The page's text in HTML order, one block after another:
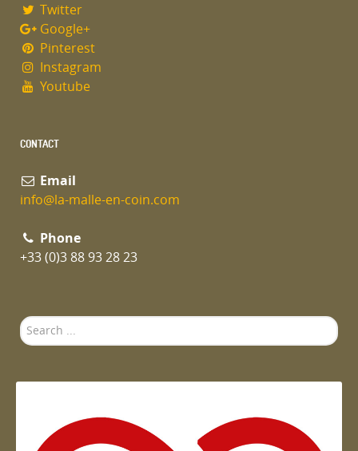
Twitter
Google+
Pinterest
Instagram
Youtube
CONTACT
Email
info@la-malle-en-coin.com
Phone
+33 (0)3 88 93 28 23
Search
...